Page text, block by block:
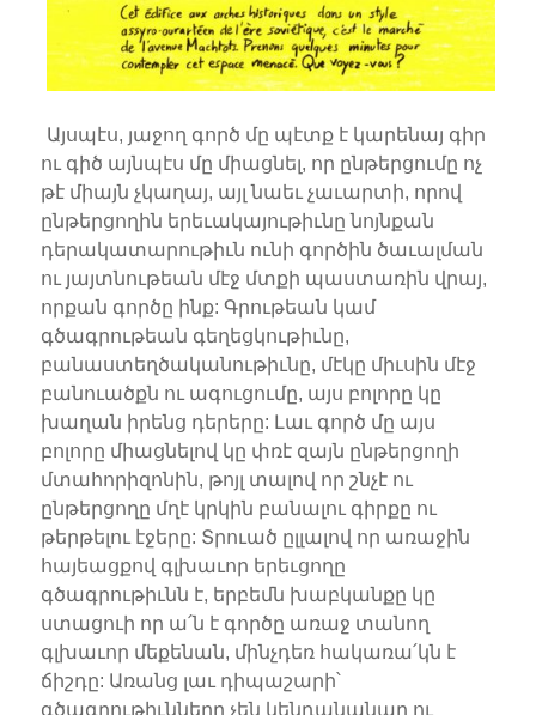
Այսպէս, յաջող գործ մը պէտք է կարենայ գիր
ու գիծ այնպէս մը միացնել, որ ընթերցումը ոչ
թէ միայն չկաղայ, այլ նաեւ չաւարտի, որով
ընթերցողին երեւակայութիւնը նոյնքան
դերակատարութիւն ունի գործին ծաւալման
ու յայտնութեան մէջ մտքի պաստառին վրայ,
որքան գործը ինք: Գրութեան կամ
գծագրութեան գեղեցկութիւնը,
բանաստեղծականութիւնը, մէկը միւսին մէջ
բանուածքն ու ագուցումը, այս բոլորը կը
խաղան իրենց դերերը: Լաւ գործ մը այս
բոլորը միացնելով կը փռէ զայն ընթերցողի
մտահորիզոնին, թոյլ տալով որ շնչէ ու
ընթերցողը մղէ կրկին բանալու գիրքը ու
թերթելու էջերը: Տրուած ըլլալով որ առաջին
հայեացքով գլխաւոր երեւցողը
գծագրութիւնն է, երբեմն խաբկանքը կը
ստացուի որ ա՛ն է գործը առաջ տանող
գլխաւոր մեքենան, մինչդեռ հակառա՛կն է
ճիշդը: Առանց լաւ դիպաշարի՝
գծագրութիւնները չեն կենդանանար ու